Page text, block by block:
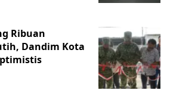
Ribuan
Dandim Kota